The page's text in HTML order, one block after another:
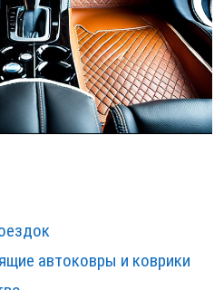
автоковры и коврики